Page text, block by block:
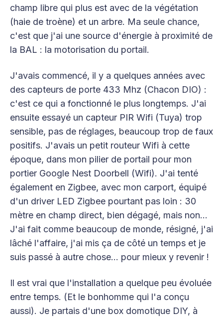
champ libre qui plus est avec de la végétation
(haie de troène) et un arbre. Ma seule chance,
c'est que j'ai une source d'énergie à proximité de
la BAL : la motorisation du portail.
J'avais commencé, il y a quelques années avec
des capteurs de porte 433 Mhz (Chacon DIO) :
c'est ce qui a fonctionné le plus longtemps. J'ai
ensuite essayé un capteur PIR Wifi (Tuya) trop
sensible, pas de réglages, beaucoup trop de faux
positifs. J'avais un petit routeur Wifi à cette
époque, dans mon pilier de portail pour mon
portier Google Nest Doorbell (Wifi). J'ai tenté
également en Zigbee, avec mon carport, équipé
d'un driver LED Zigbee pourtant pas loin : 30
mètre en champ direct, bien dégagé, mais non…
J'ai fait comme beaucoup de monde, résigné, j'ai
lâché l'affaire, j'ai mis ça de côté un temps et je
suis passé à autre chose… pour mieux y revenir !
Il est vrai que l'installation a quelque peu évoluée
entre temps. (Et le bonhomme qui l'a conçu
aussi). Je partais d'une box domotique DIY, à